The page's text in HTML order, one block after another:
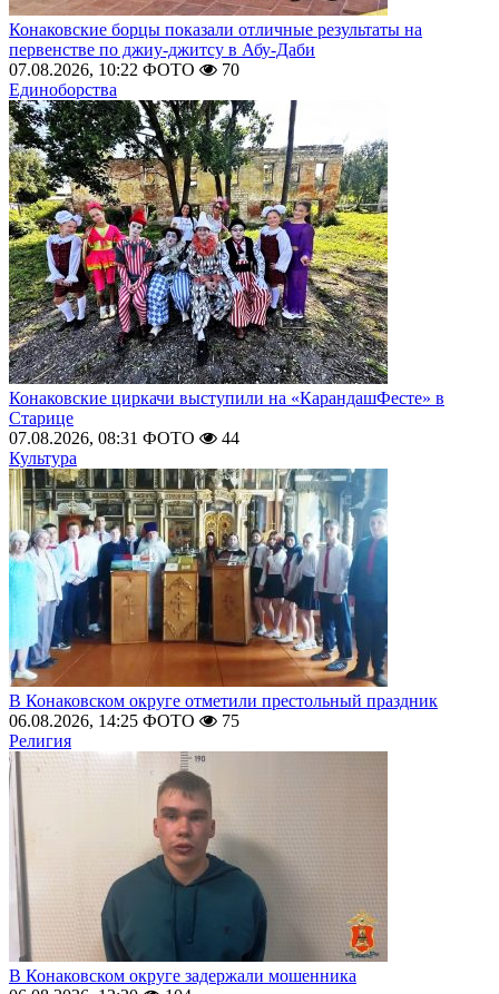
Конаковские борцы показали отличные результаты на
первенстве по джиу-джитсу в Абу-Даби
07.08.2026, 10:22 ФОТО
70
Единоборства
Конаковские циркачи выступили на «КарандашФесте» в
Старице
07.08.2026, 08:31 ФОТО
44
Культура
В Конаковском округе отметили престольный праздник
06.08.2026, 14:25 ФОТО
75
Религия
В Конаковском округе задержали мошенника